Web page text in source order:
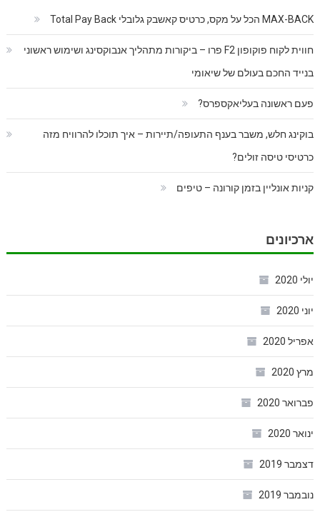
MAX-BACK הכל על מקס, כרטיס קאשבק גלובלי Total Pay Back
חווית לקוח פוקופון F2 פרו – ביקורות מתהליך אנבוקסינג ושימוש ראשוני
בנייד החכם בעולם של שיאומי
פעם ראשונה בעליאקספרס?
בוקינג חלש, משבר בענף התעופה/תיירות – איך תוכלו להרוויח מזה
כרטיסי טיסה זולים?
קניות אונליין בזמן קורונה – טיפים
ארכיונים
יולי 2020
יוני 2020
אפריל 2020
מרץ 2020
פברואר 2020
ינואר 2020
דצמבר 2019
נובמבר 2019